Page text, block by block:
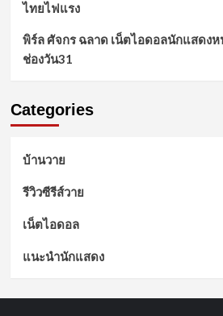
ไทยไฟแรง
พิร์ล ศัจกร ฉลาด เน็ตไอดอลนักแสดงห
ช่องวัน31
Categories
บ้านวาย
รีวิวซีรีส์วาย
เน็ตไอดอล
แนะนำนักแสดง